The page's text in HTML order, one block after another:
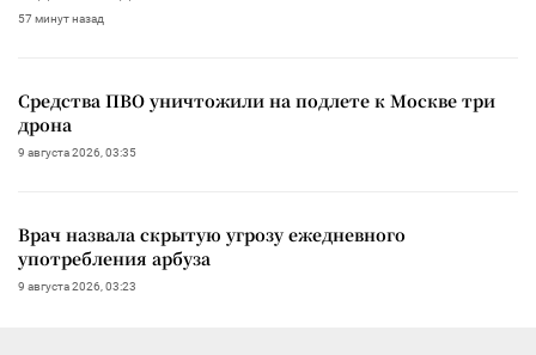
57 минут назад
Средства ПВО уничтожили на подлете к Москве три
дрона
9 августа 2026, 03:35
Врач назвала скрытую угрозу ежедневного
употребления арбуза
9 августа 2026, 03:23